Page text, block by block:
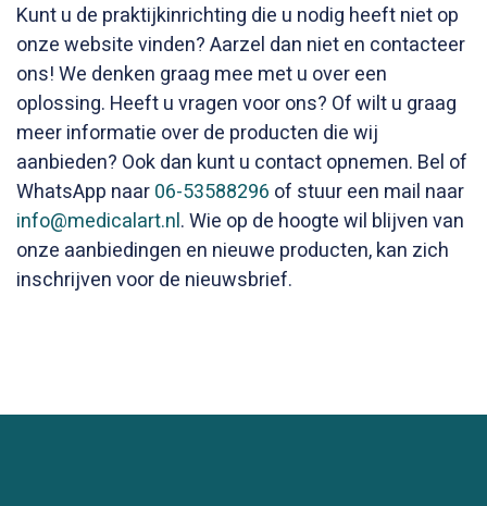
Kunt u de praktijkinrichting die u nodig heeft niet op
onze website vinden? Aarzel dan niet en contacteer
ons! We denken graag mee met u over een
oplossing. Heeft u vragen voor ons? Of wilt u graag
meer informatie over de producten die wij
aanbieden? Ook dan kunt u contact opnemen. Bel of
WhatsApp naar06-53588296 of stuur een mail naar
info@medicalart.nl. Wie op de hoogte wil blijven van
onze aanbiedingen en nieuwe producten, kan zich
inschrijven voor de nieuwsbrief.